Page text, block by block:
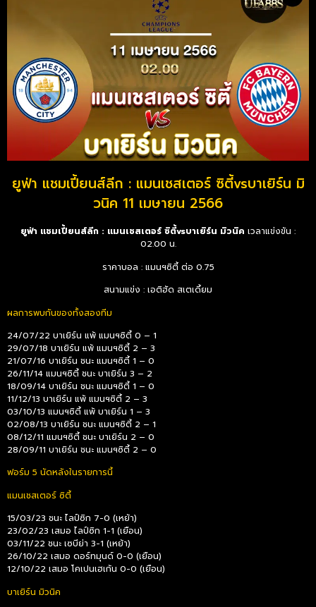
ยูฟ่า แชมเปี้ยนส์ลีก : แมนเชสเตอร์ ซิตี้vsบาเยิร์น มิ
วนิค 11 เมษายน 2566
ยูฟ่า แชมเปี้ยนส์ลีก : แมนเชสเตอร์ ซิตี้vsบาเยิร์น มิวนิค เวลาแข่งขัน :
02.00 น.
ราคาบอล : แมนฯซิตี้ ต่อ 0.75
สนามแข่ง : เอติฮัด สเตเดี้ยม
ผลการพบกันของทั้งสองทีม
24/07/22 บาเยิร์น แพ้ แมนฯซิตี้ 0 – 1
29/07/18 บาเยิร์น แพ้ แมนฯซิตี้ 2 – 3
21/07/16 บาเยิร์น ชนะ แมนฯซิตี้ 1 – 0
26/11/14 แมนฯซิตี้ ชนะ บาเยิร์น 3 – 2
18/09/14 บาเยิร์น ชนะ แมนฯซิตี้ 1 – 0
11/12/13 บาเยิร์น แพ้ แมนฯซิตี้ 2 – 3
03/10/13 แมนฯซิตี้ แพ้ บาเยิร์น 1 – 3
02/08/13 บาเยิร์น ชนะ แมนฯซิตี้ 2 – 1
08/12/11 แมนฯซิตี้ ชนะ บาเยิร์น 2 – 0
28/09/11 บาเยิร์น ชนะ แมนฯซิตี้ 2 – 0
ฟอร์ม 5 นัดหลังในรายการนี้
แมนเชสเตอร์ ซิตี้
15/03/23 ชนะ ไลป์ซิก 7-0 (เหย้า)
23/02/23 เสมอ ไลป์ซิก 1-1 (เยือน)
03/11/22 ชนะ เซบีย่า 3-1 (เหย้า)
26/10/22 เสมอ ดอร์ทมุนด์ 0-0 (เยือน)
12/10/22 เสมอ โคเปนเฮเก้น 0-0 (เยือน)
บาเยิร์น มิวนิค